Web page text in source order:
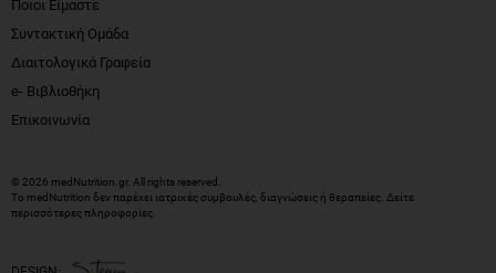
Ποιοι Είμαστε
Συντακτική Ομάδα
Διαιτολογικά Γραφεία
e- Βιβλιοθήκη
Επικοινωνία
© 2026 medNutrition.gr. All rights reserved.
Το medNutrition δεν παρέχει ιατρικές συμβουλές, διαγνώσεις ή θεραπείες. Δείτε
περισσότερες πληροφορίες